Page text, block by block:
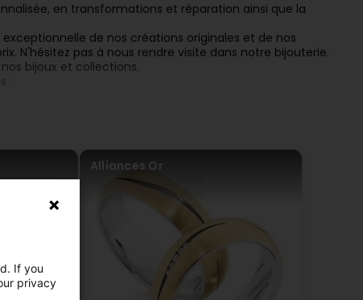
en transformations et réparation ainsi que la
de nos créations originales et de nos
N'hésitez pas à nous rendre visite dans notre bijouterie.
bijoux et collections.
:
Alliances Or
If you
privacy